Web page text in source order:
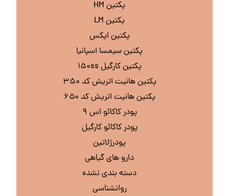
پکتین HM
پکتین LM
پکتین اپکس
پکتین سیمسا اسپانیا
پکتین کارگیل ۱۵۰ss
پکتین هانیت اتریش کد ۳۵۰
پکتین هانیت اتریش کد ۶۵۰
پودر کاکائو اس ۹
پودر کاکائو کارگیل
پودرژلاتین
دارو های گیاهی
دسته بندی نشده
روانشناسی